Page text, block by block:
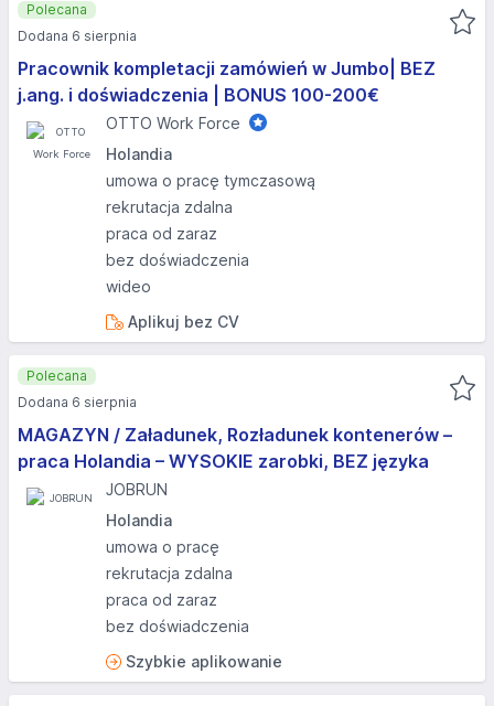
Pracownik kompletacji zamówień w Jumbo| BEZ
j.ang. i doświadczenia | BONUS 100-200€
OTTO Work Force
Holandia
umowa o pracę tymczasową
rekrutacja zdalna
praca od zaraz
bez doświadczenia
wideo
Aplikuj bez CV
Polecana
Dodana 6 sierpnia
MAGAZYN / Załadunek, Rozładunek kontenerów –
praca Holandia – WYSOKIE zarobki, BEZ języka
JOBRUN
Holandia
umowa o pracę
rekrutacja zdalna
praca od zaraz
bez doświadczenia
Szybkie aplikowanie
Polecana
Dodana 6 sierpnia